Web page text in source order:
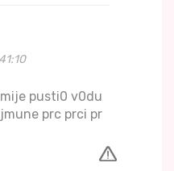
pusti0 v0du
prc prci pr